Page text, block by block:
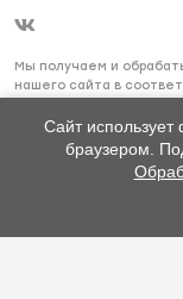
Мы получаем и
нашего сайта в
необходимо покинуть
Сайт
браузером.